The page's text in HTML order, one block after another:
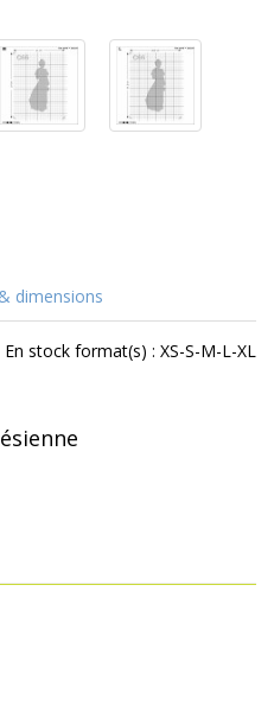
dimensions
stock format(s) : XS-S-M-L-XL